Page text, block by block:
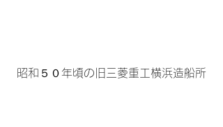
昭和５０年頃の旧三菱重工横浜造船所